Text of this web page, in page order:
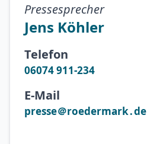
Pressesprecher
Jens Köhler
Telefon
06074 911-234
E-Mail
presse＠roedermark․de